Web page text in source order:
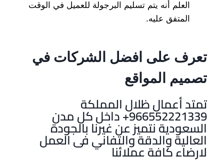
العلم أنه يتم تسليم البرجولة للعميل في الوقت
المتفق عليه.
تعرف على افضل الشركات في
تصميم المواقع
تمتد أعمال ظلال المملكة
966552221339+ داخل كل مدن
السعودية نتميز عن غيرنا بالجودة
العالية والدقة والتفاني فى العمل
لارضاء كافة عملائنا